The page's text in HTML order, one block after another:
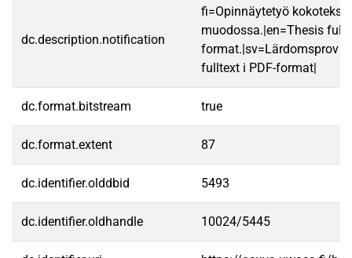
dc.description.notification
fi=Opinnäytetyö
muodossa.|en=Thesis
format.|sv=Lärdomsprov
fulltext i PDF-format|
dc.format.bitstream true
dc.format.extent 87
dc.identifier.olddbid 5493
dc.identifier.oldhandle 10024/5445